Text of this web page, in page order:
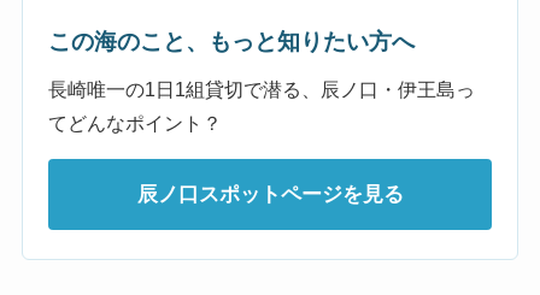
この海のこと、もっと知りたい方へ
長崎唯一の1日1組貸切で潜る、辰ノ口・伊王島っ
てどんなポイント？
辰ノ口スポットページを見る